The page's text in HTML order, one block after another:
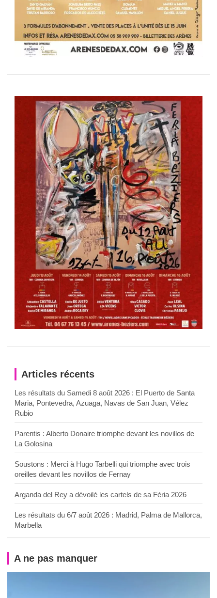
Articles récents
Les résultats du Samedi 8 août 2026 : El Puerto de Santa
Maria, Pontevedra, Azuaga, Navas de San Juan, Vélez
Rubio
Parentis : Alberto Donaire triomphe devant les novillos de
La Golosina
Soustons : Merci à Hugo Tarbelli qui triomphe avec trois
oreilles devant les novillos de Fernay
Arganda del Rey a dévoilé les cartels de sa Féria 2026
Les résultats du 6/7 août 2026 : Madrid, Palma de Mallorca,
Marbella
A ne pas manquer